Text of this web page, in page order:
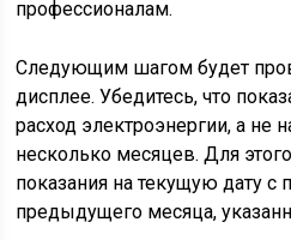
профессионалам.
Следующим шагом будет
дисплее. Убедитесь, что
расход электроэнергии, а не
несколько месяцев. Для
показания на текущую дату с
предыдущего месяца,